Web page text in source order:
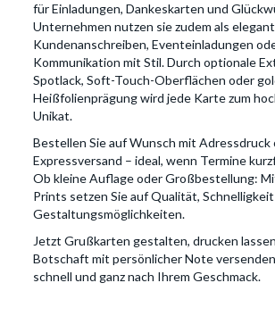
für Einladungen, Dankeskarten und
Unternehmen nutzen sie zudem als
Kundenanschreiben, Eventeinladungen
Kommunikation mit Stil. Durch optionale
Spotlack, Soft-Touch-Oberflächen oder
Heißfolienprägung wird jede Karte zum
Unikat.
Bestellen Sie auf Wunsch mit Adressdruck
Expressversand – ideal, wenn Termine
Ob kleine Auflage oder Großbestellung:
Prints setzen Sie auf Qualität,
Gestaltungsmöglichkeiten.
Jetzt Grußkarten gestalten, drucken
Botschaft mit persönlicher Note
schnell und ganz nach Ihrem Geschmack.